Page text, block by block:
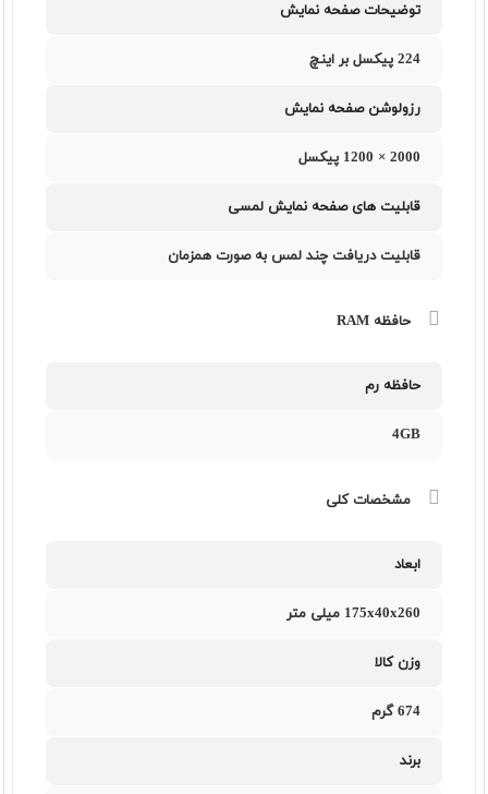
توضیحات صفحه نمایش
224 پیکسل بر اینچ
رزولوشن صفحه نمایش
2000 × 1200 پیکسل
قابلیت های صفحه نمایش لمسی
قابلیت دریافت چند لمس به صورت همزمان
حافظه RAM
حافظه رم
4GB
مشخصات کلی
ابعاد
175x40x260 میلی متر
وزن کالا
674 گرم
برند